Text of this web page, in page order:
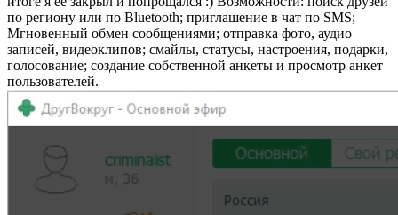
по региону или по Bluetooth; приглашение в чат по SMS;
Мгновенный обмен сообщениями; отправка фото, аудио
записей, видеоклипов; смайлы, статусы, настроения, подарки,
голосование; создание собственной анкеты и просмотр анкет
пользователей.